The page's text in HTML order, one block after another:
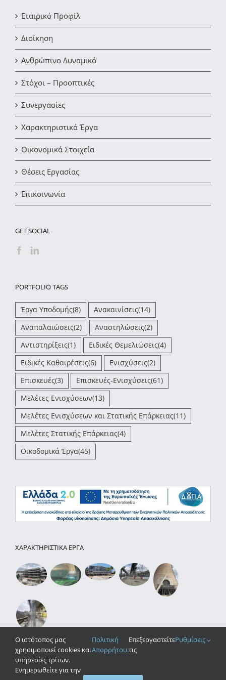
Εταιρικό Προφίλ
Διοίκηση
Ανθρώπινο Δυναμικό
Στόχοι – Προοπτικές
Συνεργασίες
Χαρακτηριστικά Έργα
Οικονομικά Στοιχεία
Θέσεις Εργασίας
Επικοινωνία
GET SOCIAL
PORTFOLIO TAGS
Έργα Υποδομής(8) Ανακαινίσεις(14)
Αναπαλαιώσεις(2) Αναστηλώσεις(2)
Αντιστηρίξεις(1) Ειδικές Θεμελιώσεις(4)
Ειδικές Καθαιρέσεις(6) Ενισχύσεις(2)
Επισκευές(3) Επισκευές-Ενισχύσεις(61)
Μελέτες Ενισχύσεων(13)
Μελέτες Ενισχύσεων και Στατικής Επάρκειας(11)
Μελέτες Στατικής Επάρκειας(4)
Οικοδομικά Έργα(45)
ΧΑΡΑΚΤΗΡΙΣΤΙΚΑ ΕΡΓΑ
O ιστότοπος μας
χρησιμοποιεί cookies και
υπηρεσίες τρίτων.
Ενημερωθείτε για την
Πολιτική
Απορρήτου.
Επεξεργαστείτε
τις
Ρυθμίσεις